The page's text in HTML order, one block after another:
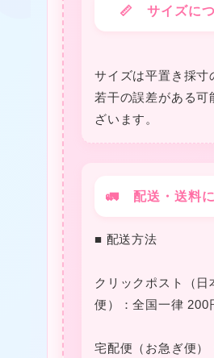
📏 サイズに
サイズは平置き採寸
若干の誤差がある可
ざいます。
🚛 配送・送料
■ 配送方法
クリックポスト（日
便）：全国一律 200
宅配便（お急ぎ便）
❤